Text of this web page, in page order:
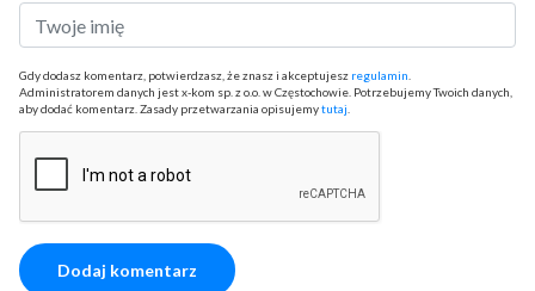
Gdy dodasz komentarz, potwierdzasz, że znasz i akceptujesz regulamin
Administratorem danych jest x-kom sp. z o.o. w Częstochowie. Potrzebujemy Twoich danych,
aby dodać komentarz. Zasady przetwarzania opisujemytutaj